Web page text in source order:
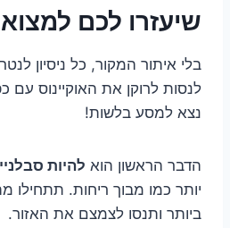
שיעזרו לכם
בלי איתור המקור, כל ניסיון
לנסות לרוקן את האוקיינוס עם
נצא למסע בלשות!
הדבר הראשון הוא להיות
יותר כמו מבוך ריחות. תתחילו
ביותר ותנסו לצמצם את האזור.